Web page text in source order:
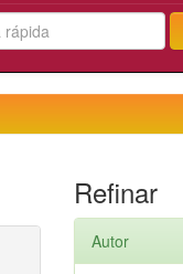
Refinar
Autor